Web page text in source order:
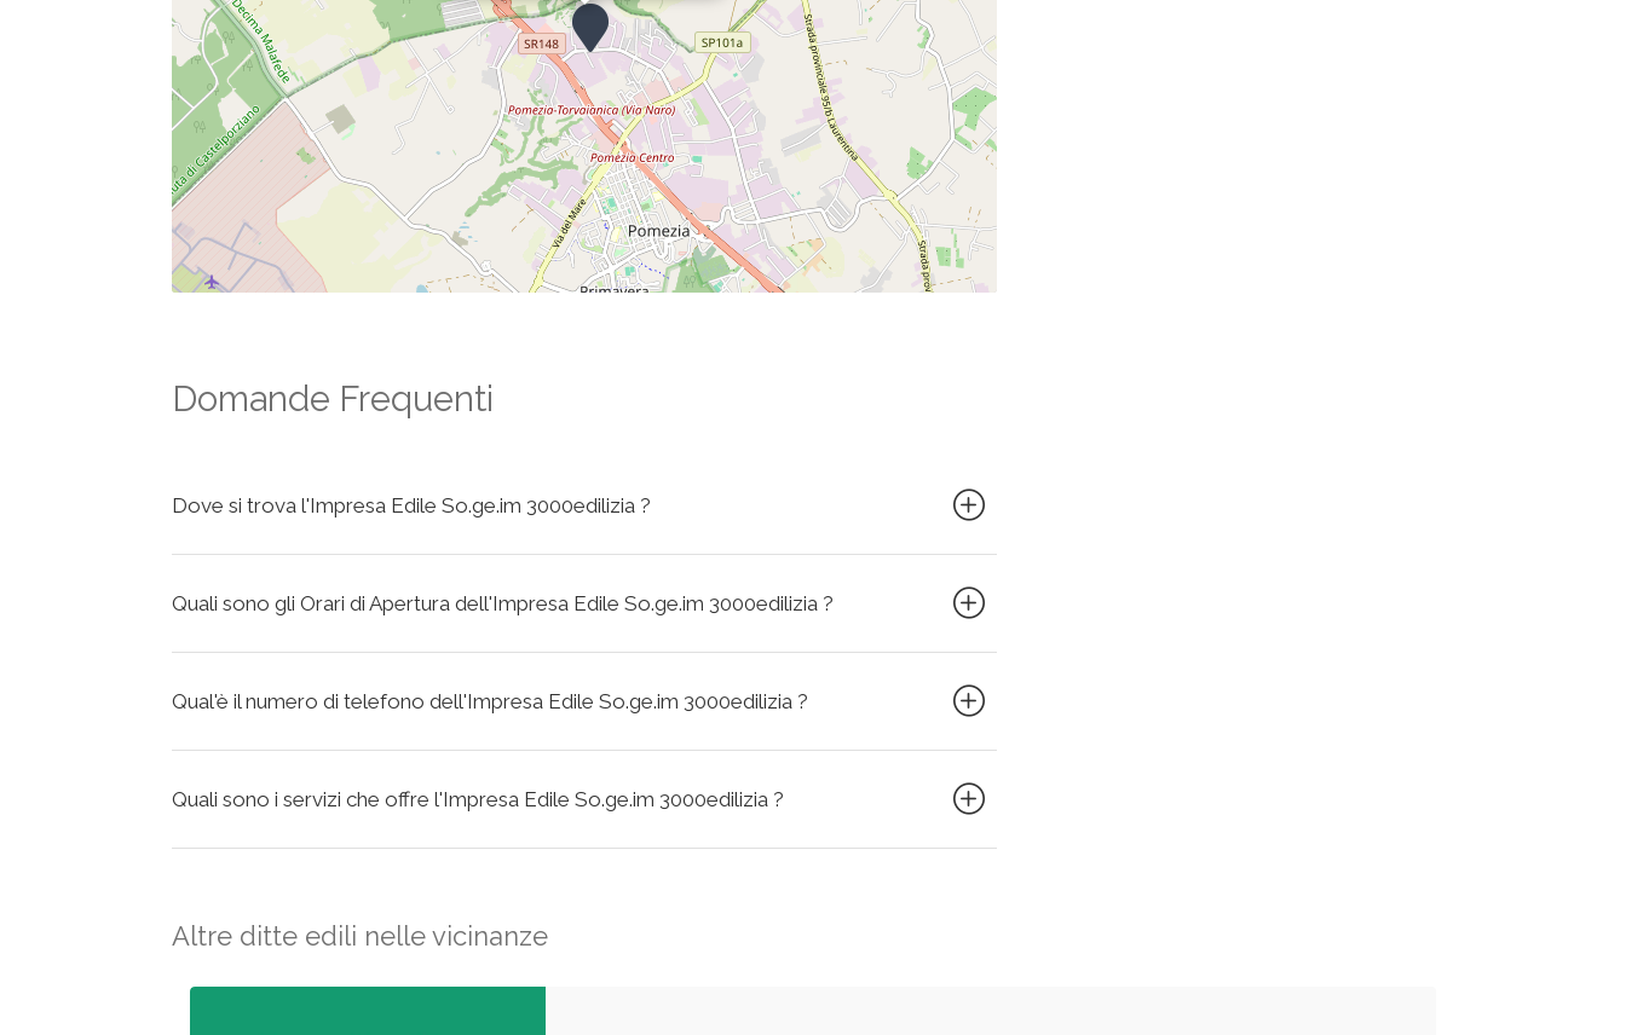
Domande Frequenti
Dove si trova l'Impresa Edile So.ge.im 3000edilizia ?
Quali sono gli Orari di Apertura dell'Impresa Edile So.ge.im 3000edilizia ?
Qual'è il numero di telefono dell'Impresa Edile So.ge.im 3000edilizia ?
Quali sono i servizi che offre l'Impresa Edile So.ge.im 3000edilizia ?
Altre ditte edili nelle vicinanze